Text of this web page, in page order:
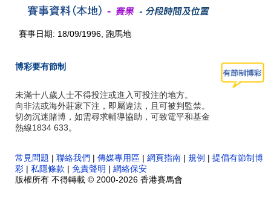
賽事日期: 18/09/1996, 跑馬地
博彩要有節制
未滿十八歲人士不得投注或進入可投注的地方。
向非法或海外莊家下注，即屬違法，且可被判監禁。
切勿沉迷賭博，如需尋求輔導協助，可致電平和基金
熱線1834 633。
常見問題 | 聯絡我們 | 傳媒專用區 | 網頁指南 | 規例 | 提倡有節制博
彩 | 私隱條款 | 免責聲明 | 網絡保安
版權所有 不得轉載 © 2000-2026 香港賽馬會